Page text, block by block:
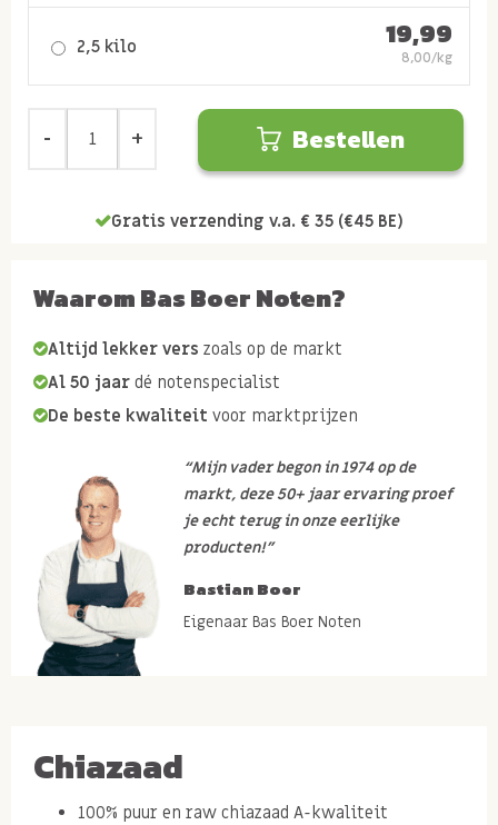
2,5 kilo 19,99
8,00/kg
Bestellen
Gratis verzending v.a. € 35 (€45 BE)
Waarom Bas Boer Noten?
Altijd lekker vers zoals op de markt
Al 50 jaar dé notenspecialist
De beste kwaliteit voor marktprijzen
“Mijn vader begon in 1974 op de
markt, deze 50+ jaar ervaring proef
je echt terug in onze eerlijke
producten!”
Bastian Boer
Eigenaar Bas Boer Noten
Chiazaad
100% puur en raw chiazaad A-kwaliteit